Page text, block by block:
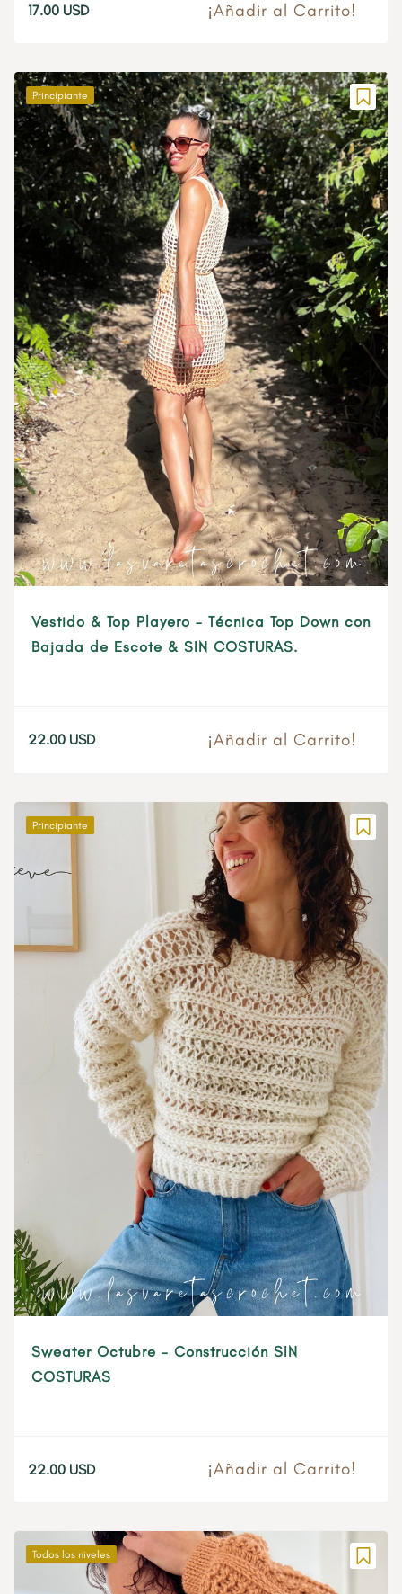
17.00 USD ¡Añadir al Carrito!
Principiante
Vestido & Top Playero – Técnica Top Down con
Bajada de Escote & SIN COSTURAS.
22.00 USD ¡Añadir al Carrito!
Principiante
Sweater Octubre – Construcción SIN
COSTURAS
22.00 USD ¡Añadir al Carrito!
Todos los niveles